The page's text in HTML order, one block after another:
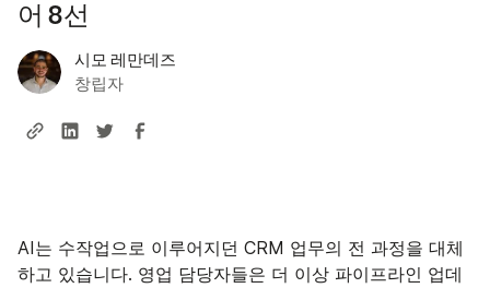
어 8선
시모 레만데즈
창립자
AI는 수작업으로 이루어지던 CRM 업무의 전 과정을 대체
하고 있습니다. 영업 담당자들은 더 이상 파이프라인 업데